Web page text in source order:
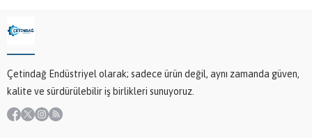
Çetindağ Endüstriyel olarak; sadece ürün değil, aynı zamanda güven,
kalite ve sürdürülebilir iş birlikleri sunuyoruz.